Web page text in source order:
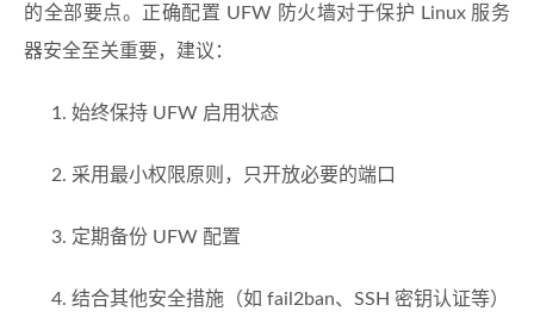
的全部要点。正确配置 UFW 防火墙对于保护 Linux 服务
器安全至关重要，建议：
始终保持 UFW 启用状态
采用最小权限原则，只开放必要的端口
定期备份 UFW 配置
结合其他安全措施（如 fail2ban、SSH 密钥认证等）